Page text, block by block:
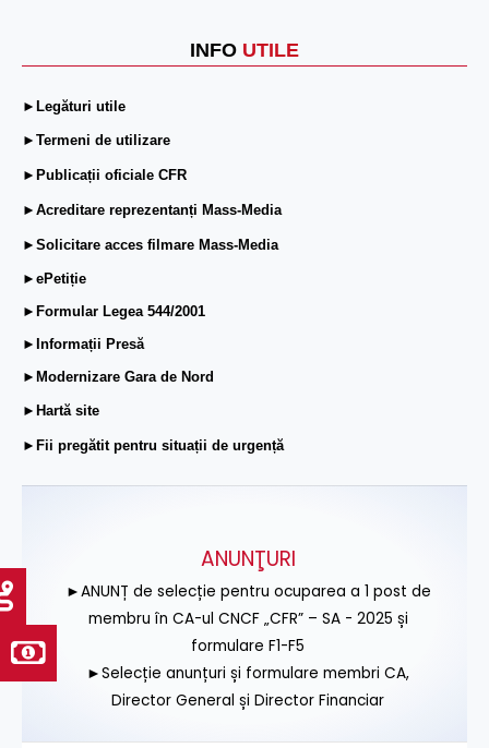
INFO UTILE
►Legături utile
►Termeni de utilizare
►Publicații oficiale CFR
►Acreditare reprezentanți Mass-Media
►Solicitare acces filmare Mass-Media
►ePetiție
►Formular Legea 544/2001
►Informații Presă
►Modernizare Gara de Nord
►Hartă site
►Fii pregătit pentru situații de urgență
ANUNŢURI
►ANUNȚ de selecție pentru ocuparea a 1 post de
membru în CA-ul CNCF „CFR” – SA - 2025 și
formulare F1-F5
►Selecție anunțuri și formulare membri CA,
Director General și Director Financiar